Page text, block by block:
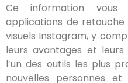
Ce information vous
applications de
visuels Instagram, y
leurs avantages et
l’un des outils les plus
nouvelles personnes